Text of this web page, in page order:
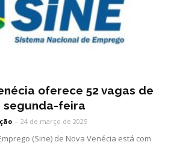
oferece 52 vagas de
segunda-feira
- 24 de março de 2025
(Sine) de Nova Venécia está com